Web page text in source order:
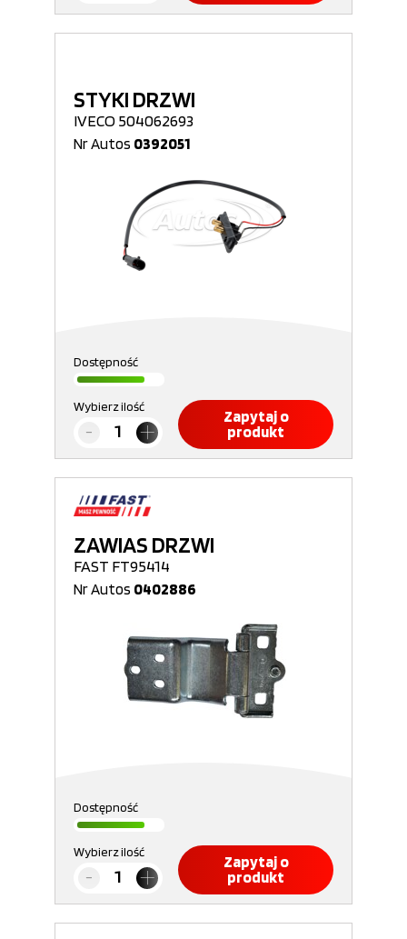
STYKI DRZWI
IVECO 504062693
Nr Autos 0392051
Dostępność
Wybierz ilość
Zapytaj o
produkt
ZAWIAS DRZWI
FAST FT95414
Nr Autos 0402886
Dostępność
Wybierz ilość
Zapytaj o
produkt